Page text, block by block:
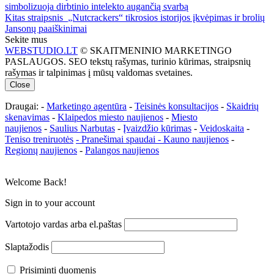
simbolizuoja dirbtinio intelekto augančią svarbą
Kitas straipsnis „Nutcrackers“ tikrosios istorijos įkvėpimas ir brolių
Jansonų paaiškinimai
Sekite mus
WEBSTUDIO.LT © SKAITMENINIO MARKETINGO
PASLAUGOS. SEO tekstų rašymas, turinio kūrimas, straipsnių
rašymas ir talpinimas į mūsų valdomas svetaines.
Close
Draugai: - Marketingo agentūra - Teisinės konsultacijos - Skaidrių
skenavimas - Klaipedos miesto naujienos - Miesto
naujienos - Saulius Narbutas - Įvaizdžio kūrimas - Veidoskaita -
Teniso treniruotės - Pranešimai spaudai - Kauno naujienos -
Regionų naujienos - Palangos naujienos
Welcome Back!
Sign in to your account
Vartotojo vardas arba el.paštas
Slaptažodis
Prisiminti duomenis